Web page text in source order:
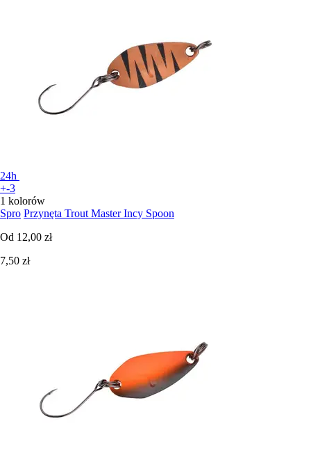
24h
+-3
1 kolorów
Spro Przynęta Trout Master Incy Spoon
Od 12,00 zł
7,50 zł